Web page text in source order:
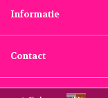
Informatie
Contact